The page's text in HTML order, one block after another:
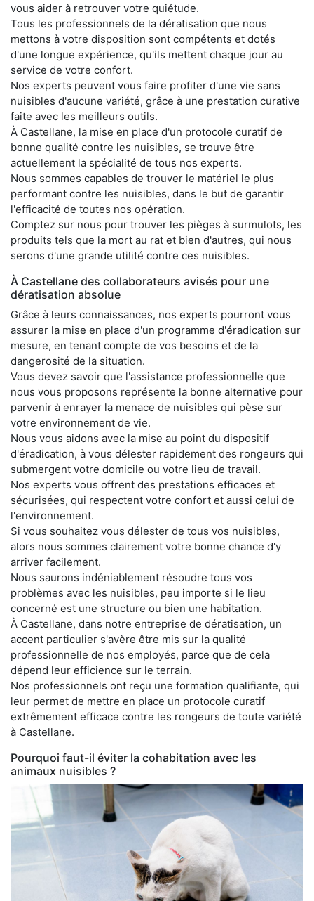
vous aider à retrouver votre quiétude.
Tous les professionnels de la dératisation que nous
mettons à votre disposition sont compétents et dotés
d'une longue expérience, qu'ils mettent chaque jour au
service de votre confort.
Nos experts peuvent vous faire profiter d'une vie sans
nuisibles d'aucune variété, grâce à une prestation curative
faite avec les meilleurs outils.
À Castellane, la mise en place d'un protocole curatif de
bonne qualité contre les nuisibles, se trouve être
actuellement la spécialité de tous nos experts.
Nous sommes capables de trouver le matériel le plus
performant contre les nuisibles, dans le but de garantir
l'efficacité de toutes nos opération.
Comptez sur nous pour trouver les pièges à surmulots, les
produits tels que la mort au rat et bien d'autres, qui nous
serons d'une grande utilité contre ces nuisibles.
À Castellane des collaborateurs avisés pour une
dératisation absolue
Grâce à leurs connaissances, nos experts pourront vous
assurer la mise en place d'un programme d'éradication sur
mesure, en tenant compte de vos besoins et de la
dangerosité de la situation.
Vous devez savoir que l'assistance professionnelle que
nous vous proposons représente la bonne alternative pour
parvenir à enrayer la menace de nuisibles qui pèse sur
votre environnement de vie.
Nous vous aidons avec la mise au point du dispositif
d'éradication, à vous délester rapidement des rongeurs qui
submergent votre domicile ou votre lieu de travail.
Nos experts vous offrent des prestations efficaces et
sécurisées, qui respectent votre confort et aussi celui de
l'environnement.
Si vous souhaitez vous délester de tous vos nuisibles,
alors nous sommes clairement votre bonne chance d'y
arriver facilement.
Nous saurons indéniablement résoudre tous vos
problèmes avec les nuisibles, peu importe si le lieu
concerné est une structure ou bien une habitation.
À Castellane, dans notre entreprise de dératisation, un
accent particulier s'avère être mis sur la qualité
professionnelle de nos employés, parce que de cela
dépend leur efficience sur le terrain.
Nos professionnels ont reçu une formation qualifiante, qui
leur permet de mettre en place un protocole curatif
extrêmement efficace contre les rongeurs de toute variété
à Castellane.
Pourquoi faut-il éviter la cohabitation avec les
animaux nuisibles ?